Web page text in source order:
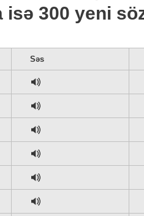
isə 300 yeni
Səs